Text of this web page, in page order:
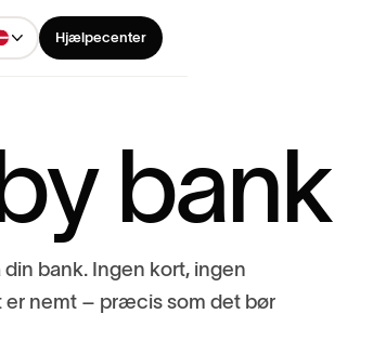
Hjælpecenter
din bank. Ingen kort, ingen
er nemt – præcis som det bør